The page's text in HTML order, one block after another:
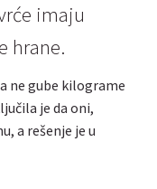
imaju
hrane.
ne gube kilograme
je da oni,
a rešenje je u